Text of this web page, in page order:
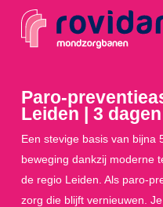
Paro-
Leiden | 3 dagen
Een stevige basis van bijna
beweging dankzij moderne
de regio Leiden. Als paro-
zorg die blijft vernieuwen.